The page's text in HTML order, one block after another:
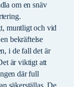
om en snäv
muntligt och vid
bekräftelse
i de fall det är
är viktigt att
där full